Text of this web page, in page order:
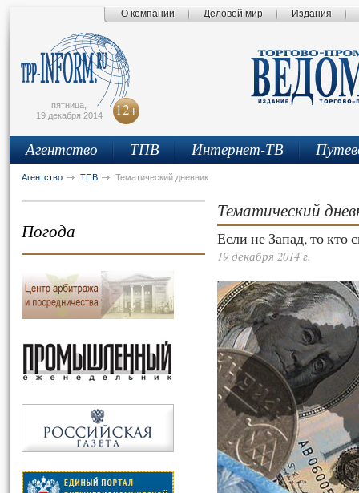
О компании Деловой мир Издания
пятница,
19 декабря 2014
12+
Агентство ТПВ Интернет-ТВ
Агентство ТПВ Тематический дневник
Погода
Тематический
Если не Запад, то кто
19 декабря 2014 г.